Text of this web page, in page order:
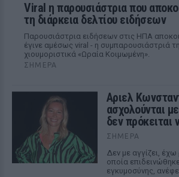
Viral η παρουσιάστρια που
τη διάρκεια δελτίου ειδήσεων
Παρουσιάστρια ειδήσεων στις ΗΠΑ
έγινε αμέσως viral - η συμπαρουσιάστριά
χιουμοριστικά «Ωραία Κοιμωμένη».
ΣΉΜΕΡΑ
Αριελ
ασχολούνται
δεν πρόκειται
ΣΉΜΕΡΑ
Δεν με αγγίζει,
οποία
εγκυμοσύνης,